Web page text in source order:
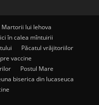
Martorii lui Iehova
în calea mîntuirii
Păcatul vrăjitoriilor
vaccine
Postul Mare
biserica din lucaseuca